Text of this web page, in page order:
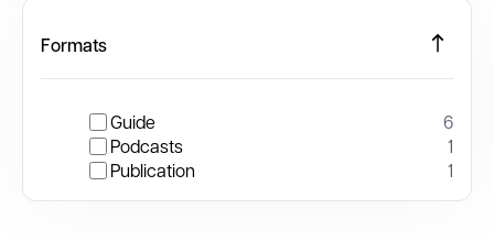
Formats
Guide
6
Podcasts
1
Publication
1